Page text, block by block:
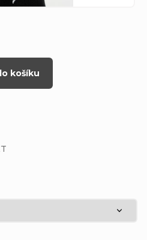
košíku